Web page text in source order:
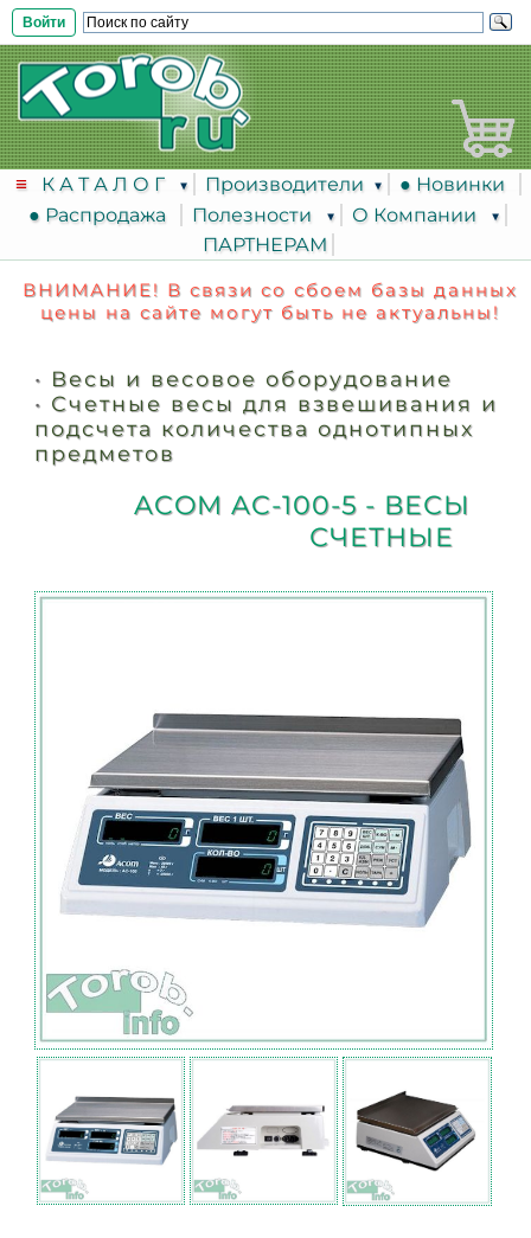
Войти
К А Т А Л О Г Производители
● Новинки
● Распродажа
Полезности
О Компании
ПАРТНЕРАМ
ВНИМАНИЕ! В связи со сбоем базы данных
цены на сайте могут быть не актуальны!
• Весы и весовое оборудование
• Счетные весы для взвешивания и
подсчета количества однотипных
предметов
ACOM AC-100-5 - ВЕСЫ
СЧЕТНЫЕ